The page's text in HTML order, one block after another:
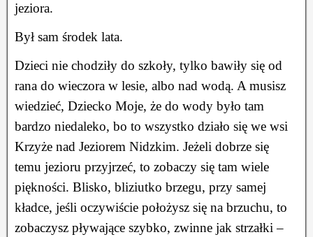
jeziora.
Był sam środek lata.
Dzieci nie chodziły do szkoły, tylko bawiły się od
rana do wieczora w lesie, albo nad wodą. A musisz
wiedzieć, Dziecko Moje, że do wody było tam
bardzo niedaleko, bo to wszystko działo się we wsi
Krzyże nad Jeziorem Nidzkim. Jeżeli dobrze się
temu jezioru przyjrzeć, to zobaczy się tam wiele
piękności. Blisko, bliziutko brzegu, przy samej
kładce, jeśli oczywiście położysz się na brzuchu, to
zobaczysz pływające szybko, zwinne jak strzałki –